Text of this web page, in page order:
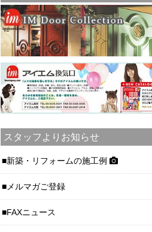
スタッフよりお知らせ
新築・リフォームの施工例
メルマガご登録
FAXニュース